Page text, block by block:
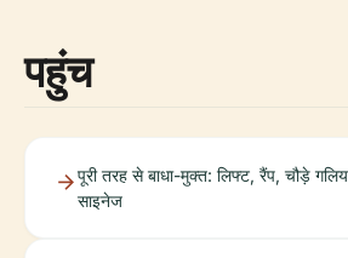
पहुंच
पूरी तरह से बाधा-मुक्त: लिफ्ट, रैंप, चौड़े
साइनेज